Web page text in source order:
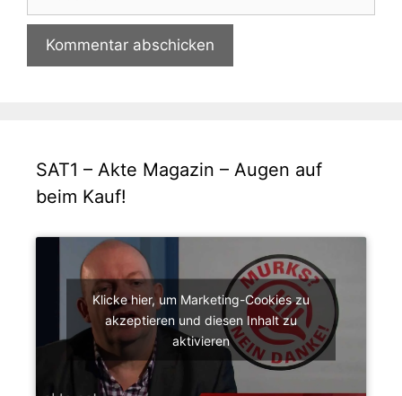
SAT1 – Akte Magazin – Augen auf
beim Kauf!
Klicke hier, um Marketing-Cookies zu
akzeptieren und diesen Inhalt zu
aktivieren